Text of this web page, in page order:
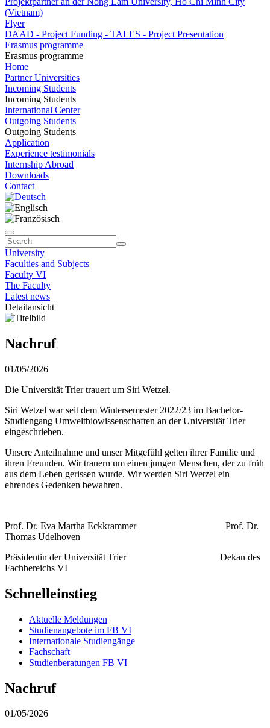
(Vietnam)
Flyer
DAAD - Project Funding - TALES - Project Presentation
Erasmus programme
Erasmus programme
Home
Partner Universities
Incoming Students
Incoming Students
International Center
Outgoing Students
Outgoing Students
Application
Experience testimonials
Internship Abroad
Downloads
Contact
University
Faculties and Subjects
Faculty VI
The Faculty
Latest news
Detailansicht
Nachruf
01/05/2026
Die Universität Trier trauert um Siri Wetzel.
Siri Wetzel war seit dem Wintersemester 2022/23 im Bachelor-
Studiengang Umweltbiowissenschaften an der Universität Trier
eingeschrieben.
Unsere Anteilnahme und unser Mitgefühl gelten ihrer Familie und
ihren Freunden. Wir trauern um einen jungen Menschen, der zu früh
aus dem Leben gerissen wurde. Wir werden Siri Wetzel ein
ehrendes Gedenken bewahren.
Prof. Dr. Eva Martha Eckkrammer Prof. Dr.
Thomas Udelhoven
Präsidentin der Universität Trier Dekan des
Fachbereichs VI
Schnelleinstieg
Aktuelle Meldungen
Studienangebote im FB VI
Internationale Studiengänge
Fachschaft
Studienberatungen FB VI
Nachruf
01/05/2026